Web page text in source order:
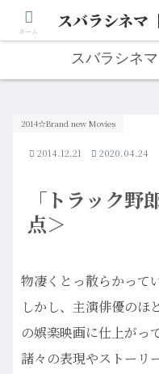
人生は“ひとりごと”か
スバラシネ
「トラック
点＞
2014☆Brand new Movies
2014.12.21 2020.04.24
物凄くとっ散らかって
しかし、主演俳優のほ
の娯楽映画に仕上がっ
諸々の表現やストーリ
ホーム スバラシネマ